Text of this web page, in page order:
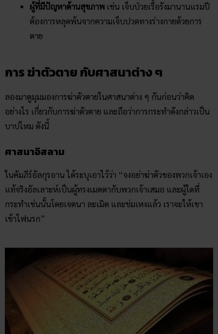
ผู้ที่มีปัญหาด้านสุขภาพ เช่น เจ็บป่วยเรื้อรังมานานแรมปี
ต้องการหลุดพ้นจากความเจ็บปวดทางร่างกายด้วยการ
ตาย
การ ฆ่าตัวตาย กับศาสนาต่าง ๆ
ลองมาดูมุมมองการฆ่าตัวตายในศาสนาต่าง ๆ กันก่อนว่าคิด
อย่างไร เกี่ยวกับการฆ่าตัวตาย และถือว่าการกระทำดังกล่าวเป็น
บาปไหม ดังนี้
ศาสนาอิสลาม
ในคัมภีร์อัลกุรอาน ได้ระบุเอาไว้ว่า “จงอย่าฆ่าตัวของพวกเจ้าเอง
แท้จริงอัลเลาะห์เป็นผู้ทรงเมตตากับพวกเจ้าเสมอ และผู้ใดที่
กระทำเช่นนั้นโดยเจตนา ละเมิด และข่มเหงแล้ว เราจะให้เขา
เข้าไฟนรก”